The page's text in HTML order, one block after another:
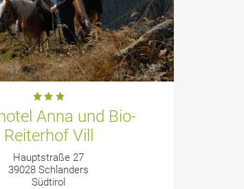
Anna und Bio-
Reiterhof Vill
Hauptstraße 27
39028 Schlanders
Südtirol